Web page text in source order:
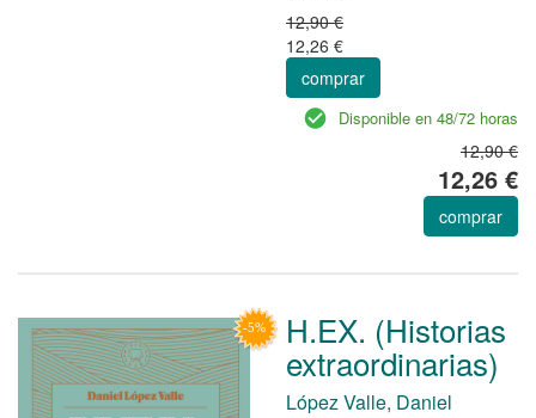
12,90 €
12,26 €
comprar
Disponible en 48/72 horas
12,90 €
12,26 €
comprar
H.EX. (Historias
extraordinarias)
López Valle, Daniel